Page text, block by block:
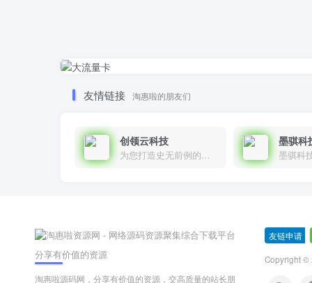
友情链接 淘惠啦的朋友们
创领云科技
为您打造史无前例的应用产品带您认识新时代产品的创新
墨骐科
墨骐科
分享有价值的资源
淘惠啦源码网，分享有价值的资源，交高质量的站长朋
友链申请
Copyright ©